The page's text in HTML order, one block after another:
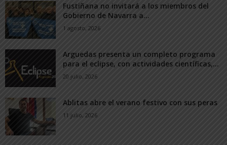
Fustiñana no invitará a los miembros del
Gobierno de Navarra a...
1 agosto, 2026
Arguedas presenta un completo programa
para el eclipse, con actividades científicas,...
20 julio, 2026
Ablitas abre el verano festivo con sus peras
11 julio, 2026